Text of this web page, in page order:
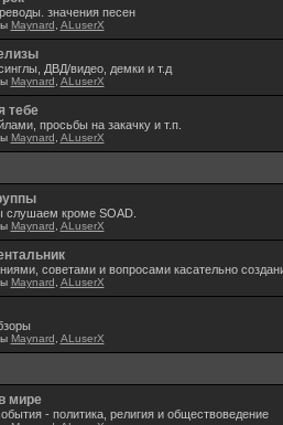
значения песен
Maynard ALuserX
ДВД/видео, демки и т.д
Maynard ALuserX
тебе
просьбы на закачку и т.п.
Maynard ALuserX
слушаем кроме SOAD.
Maynard ALuserX
советами и вопросами касательно
Maynard ALuserX
Maynard ALuserX
мире
- политика, религия и обществоведение